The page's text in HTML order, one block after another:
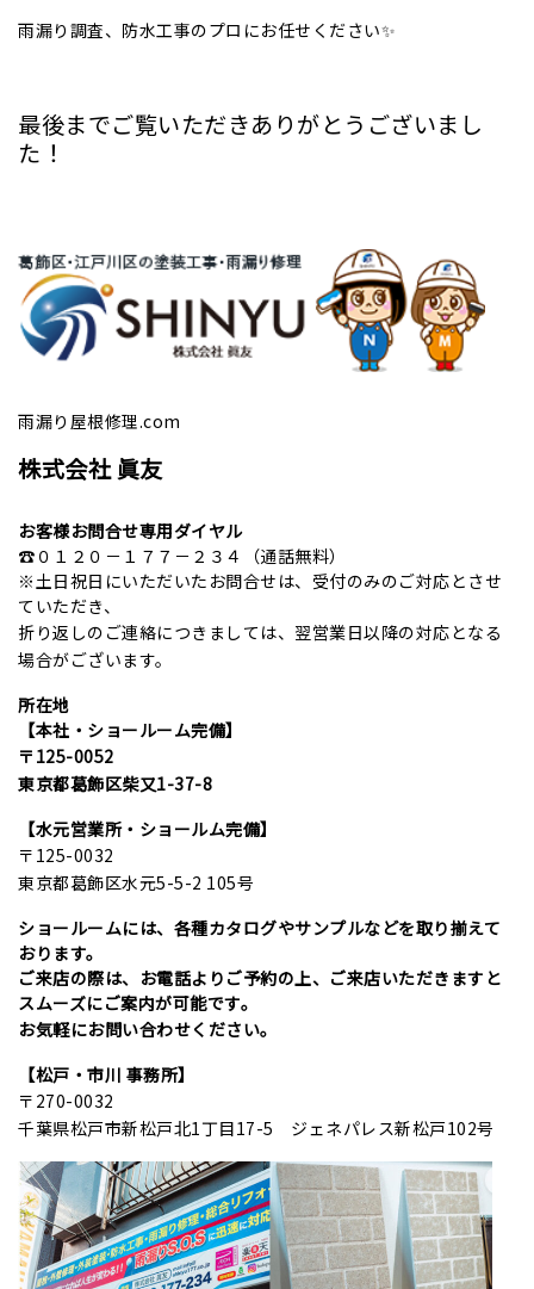
雨漏り調査、防水工事のプロにお任せください✨
最後までご覧いただきありがとうございまし
た！
雨漏り屋根修理.com
株式会社 眞友
お客様お問合せ専用ダイヤル
☎０１２０－１７７－２３４（通話無料）
※土日祝日にいただいたお問合せは、受付のみのご対応とさせ
ていただき、
折り返しのご連絡につきましては、翌営業日以降の対応となる
場合がございます。
所在地
【本社・ショールーム完備】
〒125-0052
東京都葛飾区柴又1-37-8
【水元営業所・ショールム完備】
〒125-0032
東京都葛飾区水元5-5-2 105号
ショールームには、各種カタログやサンプルなどを取り揃えて
おります。
ご来店の際は、お電話よりご予約の上、ご来店いただきますと
スムーズにご案内が可能です。
お気軽にお問い合わせください。
【松戸・市川 事務所】
〒270-0032
千葉県松戸市新松戸北1丁目17-5 ジェネパレス新松戸102号